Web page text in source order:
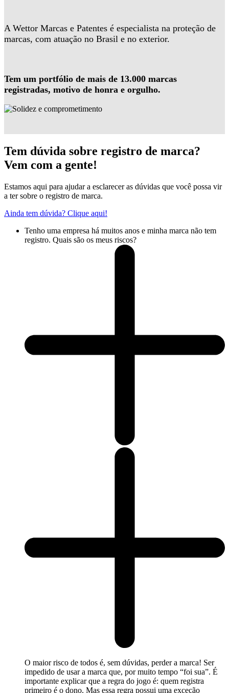
A Wettor Marcas e Patentes é especialista na proteção de
marcas, com atuação no Brasil e no exterior.
Tem um portfólio de mais de 13.000 marcas
registradas, motivo de honra e orgulho.
Tem dúvida sobre registro de marca?
Vem com a gente!
Estamos aqui para ajudar a esclarecer as dúvidas que você possa vir
a ter sobre o registro de marca.
Ainda tem dúvida? Clique aqui!
Tenho uma empresa há muitos anos e minha marca não tem
registro. Quais são os meus riscos?
O maior risco de todos é, sem dúvidas, perder a marca! Ser
impedido de usar a marca que, por muito tempo “foi sua”. É
importante explicar que a regra do jogo é: quem registra
primeiro é o dono. Mas essa regra possui uma exceção